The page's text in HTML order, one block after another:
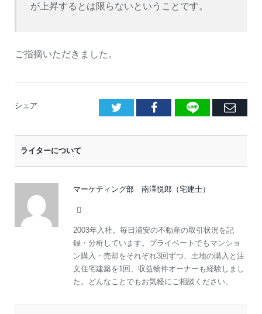
が上昇するとは限らないということです。
ご指摘いただきました。
シェア Facebook
LINE
E
ライターについて
マーケティング部 南澤悦郎（宅建士）
2003年入社。毎日浦安の不動産の取引状況を記
録・分析しています。プライベートでもマンショ
ン購入・売却をそれぞれ3回ずつ、土地の購入と注
文住宅建築を1回、収益物件オーナーも経験しまし
た。どんなことでもお気軽にご相談ください。